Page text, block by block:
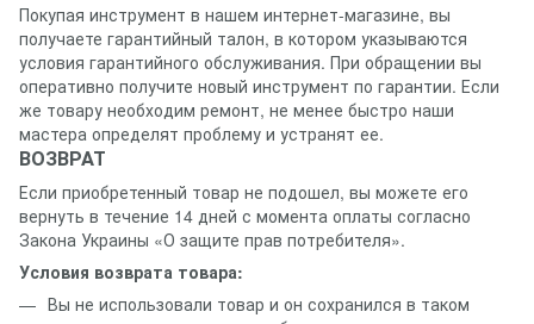
Покупая инструмент в нашем интернет-магазине, вы
получаете гарантийный талон, в котором указываются
условия гарантийного обслуживания. При обращении вы
оперативно получите новый инструмент по гарантии. Если
же товару необходим ремонт, не менее быстро наши
мастера определят проблему и устранят ее.
ВОЗВРАТ
Если приобретенный товар не подошел, вы можете его
вернуть в течение 14 дней с момента оплаты согласно
Закона Украины «О защите прав потребителя».
Условия возврата товара:
Вы не использовали товар и он сохранился в таком